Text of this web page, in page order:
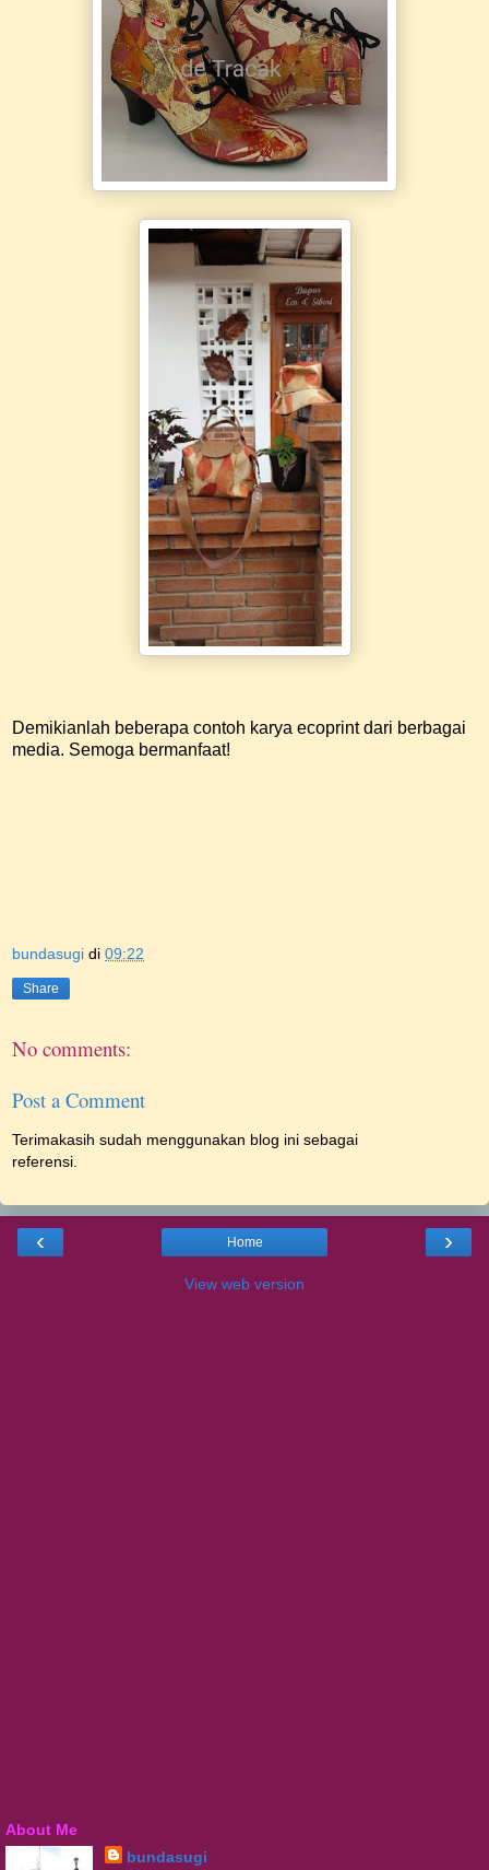
Demikianlah beberapa contoh karya ecoprint dari berbagai
media. Semoga bermanfaat!
bundasugi di 09:22
Share
No comments:
Post a Comment
Terimakasih sudah menggunakan blog ini sebagai
referensi.
‹ ›
Home
View web version
About Me
bundasugi